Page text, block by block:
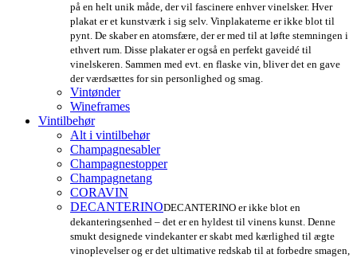
på en helt unik måde, der vil fascinere enhver vinelsker. Hver
plakat er et kunstværk i sig selv. Vinplakaterne er ikke blot til
pynt. De skaber en atomsfære, der er med til at løfte stemningen i
ethvert rum. Disse plakater er også en perfekt gaveidé til
vinelskeren. Sammen med evt. en flaske vin, bliver det en gave
der værdsættes for sin personlighed og smag.
Vintønder
Wineframes
Vintilbehør
Alt i vintilbehør
Champagnesabler
Champagnestopper
Champagnetang
CORAVIN
DECANTERINODECANTERINO er ikke blot en
dekanteringsenhed – det er en hyldest til vinens kunst. Denne
smukt designede vindekanter er skabt med kærlighed til ægte
vinoplevelser og er det ultimative redskab til at forbedre smagen,